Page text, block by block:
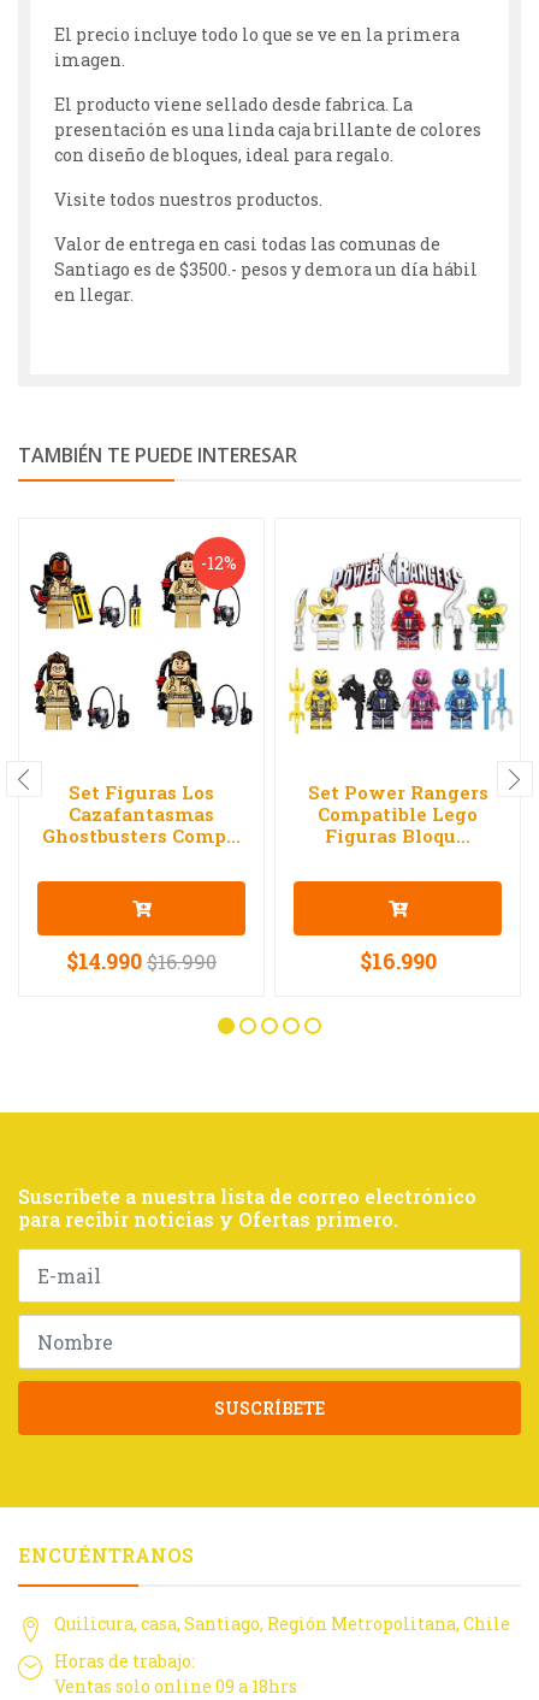
El precio incluye todo lo que se ve en la primera
imagen.
El producto viene sellado desde fabrica. La
presentación es una linda caja brillante de colores
con diseño de bloques, ideal para regalo.
Visite todos nuestros productos.
Valor de entrega en casi todas las comunas de
Santiago es de $3500.- pesos y demora un día hábil
en llegar.
TAMBIÉN TE PUEDE INTERESAR
-12%
Set Figuras Los
Cazafantasmas
Ghostbusters Comp...
$14.990$16.990
Set Power Rangers
Compatible Lego
Figuras Bloqu...
$16.990
Suscríbete a nuestra lista de correo electrónico
para recibir noticias y Ofertas primero.
SUSCRÍBETE
ENCUÉNTRANOS
Quilicura, casa, Santiago, Región Metropolitana, Chile
Horas de trabajo:
Ventas solo online 09 a 18hrs